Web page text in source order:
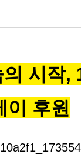
시작,
이 후원